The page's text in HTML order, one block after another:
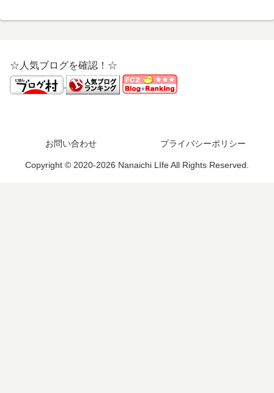
☆人気ブログを確認！☆
お問い合わせ プライバシーポリシー
Copyright © 2020-2026 Nanaichi LIfe All Rights Reserved.